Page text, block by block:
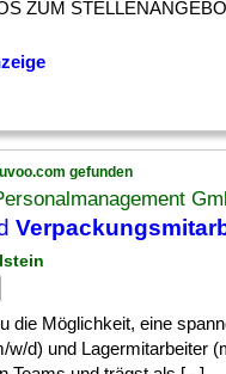
ZUM
gefunden
die Möglichkeit, eine
w/d) und Lagermitarbeiter